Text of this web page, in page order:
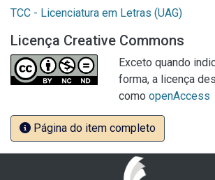
TCC - Licenciatura em Letras (UAG)
Licença Creative Commons
Exceto quando
forma, a licença
como openAccess
Página do item completo